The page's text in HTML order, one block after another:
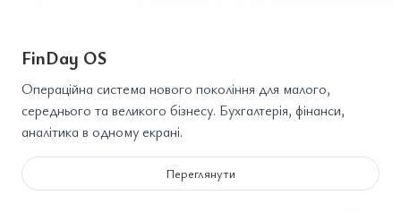
FinDay OS
Операційна система нового покоління для малого,
середнього та великого бізнесу. Бухгалтерія, фінанси,
аналітика в одному екрані.
Переглянути